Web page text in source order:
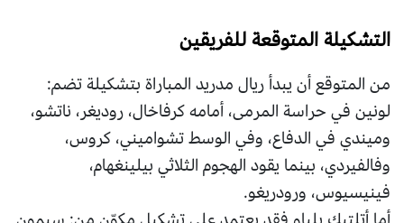
التشكيلة المتوقعة للفريقين
من المتوقع أن يبدأ ريال مدريد المباراة بتشكيلة تضم:
لونين في حراسة المرمى، أمامه كرفاخال، روديغر، ناتشو،
وميندي في الدفاع، وفي الوسط تشواميني، كروس،
وفالفيردي، بينما يقود الهجوم الثلاثي بيلينغهام،
فينيسيوس، ورودريغو.